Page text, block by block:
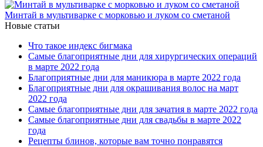
Минтай в мультиварке с морковью и луком со сметаной
Новые статьи
Что такое индекс бигмака
Самые благоприятные дни для хирургических операций
в марте 2022 года
Благоприятные дни для маникюра в марте 2022 года
Благоприятные дни для окрашивания волос на март
2022 года
Самые благоприятные дни для зачатия в марте 2022 года
Самые благоприятные дни для свадьбы в марте 2022
года
Рецепты блинов, которые вам точно понравятся